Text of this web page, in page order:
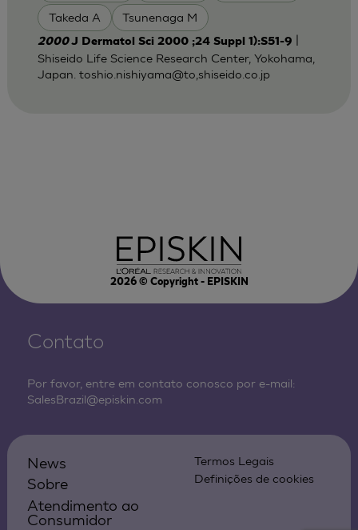
Takeda A Tsunenaga M
2000J Dermatol Sci 2000 ;24 Suppl 1):S51-9
Shiseido Life Science Research Center, Yokohama,
Japan. toshio.nishiyama@to,shiseido.co.jp
2026© Copyright - EPISKIN
Contato
Por favor, entre em contato conosco por e-mail:
SalesBrazil@episkin.com
News
Sobre
Atendimento ao
Consumidor
Termos Legais
Definições de cookies